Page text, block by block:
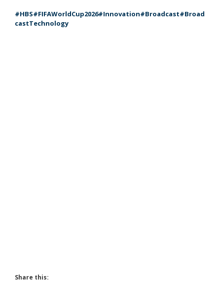
#HBS#FIFAWorldCup2026#Innovation#Broadcast#Broad
castTechnology
Share this: